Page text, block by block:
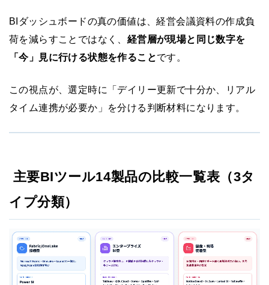
BIダッシュボードの真の価値は、経営会議資料の作成負
荷を減らすことではなく、 経営層が現場と同じ数字を
「今」見に行ける状態を作ることです。
この視点が、選定時に「デイリー更新で十分か、リアル
タイム連携が必要か」を分ける判断材料になります。
主要BIツール14製品の比較一覧表（3タ
イプ分類）